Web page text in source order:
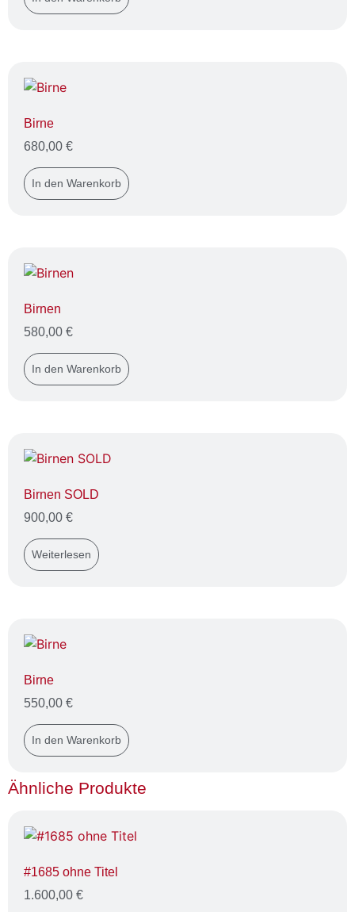
Birne
680,00 €
In den Warenkorb
Birnen
580,00 €
In den Warenkorb
Birnen SOLD
900,00 €
Weiterlesen
Birne
550,00 €
In den Warenkorb
Ähnliche Produkte
#1685 ohne Titel
1.600,00 €